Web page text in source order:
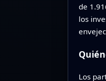
de
los
Los